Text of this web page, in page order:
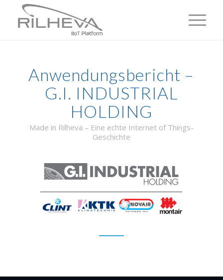
Anwendungsbericht –
G.I. INDUSTRIAL
HOLDING
Made in Rilheva – Eine echte Internet of Things-
Geschichte